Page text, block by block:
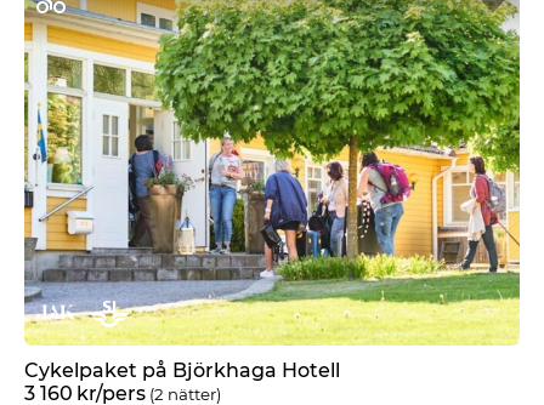
Cykelpaket på Björkhaga Hotell
3 160 kr/pers (2 nätter)